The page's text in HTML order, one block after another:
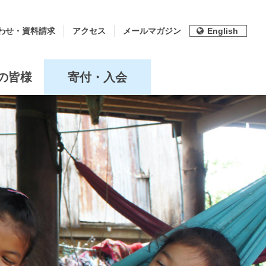
皆様 寄付・入会
せ・資料請求 アクセス メールマガジン English